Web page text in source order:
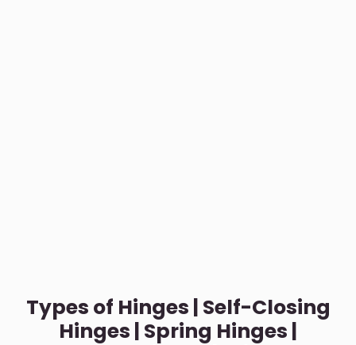
Types of Hinges | Self-Closing
Hinges | Spring Hinges |